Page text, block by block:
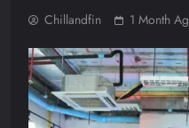
Chillandfin 1 Month